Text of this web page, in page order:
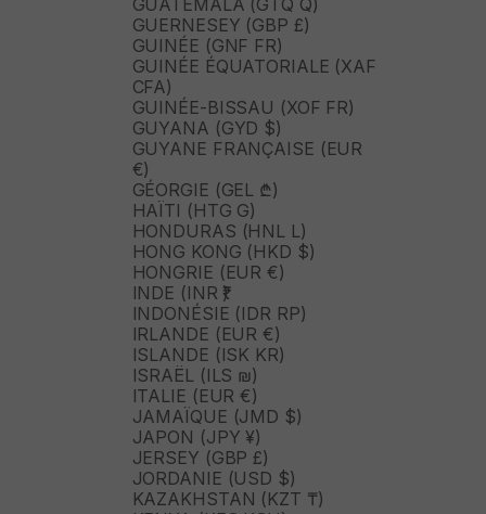
GUATEMALA (GTQ Q)
GUERNESEY (GBP £)
GUINÉE (GNF FR)
GUINÉE ÉQUATORIALE (XAF
CFA)
GUINÉE-BISSAU (XOF FR)
GUYANA (GYD $)
GUYANE FRANÇAISE (EUR
€)
GÉORGIE (GEL ₾)
HAÏTI (HTG G)
HONDURAS (HNL L)
HONG KONG (HKD $)
HONGRIE (EUR €)
INDE (INR ₹)
INDONÉSIE (IDR RP)
IRLANDE (EUR €)
ISLANDE (ISK KR)
ISRAËL (ILS ₪)
ITALIE (EUR €)
JAMAÏQUE (JMD $)
JAPON (JPY ¥)
JERSEY (GBP £)
JORDANIE (USD $)
KAZAKHSTAN (KZT ₸)